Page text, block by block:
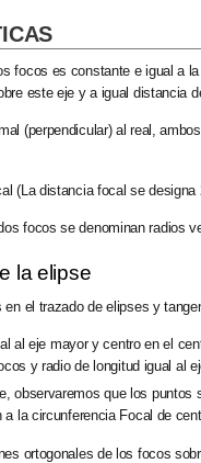
focos es constante e igual a
este eje y a igual distancia
(perpendicular) al real,
(La distancia focal se designa
focos se denominanradios
la elipse
en el trazado de elipses y
al eje mayory centro en el
yradio de longitud igual al
observaremos que los
a lacircunferencia Focal de
ortogonales de los focos